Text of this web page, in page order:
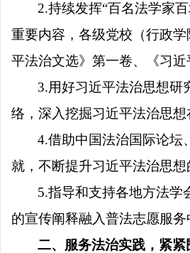
2.持续发挥“百名法学家
重要内容，各级党校（行政
平法治文选》第一卷、《习
3.用好习近平法治思想研
络，深入挖掘习近平法治思想
4.借助中国法治国际论坛
就，不断提升习近平法治思想
5.指导和支持各地方法学
的宣传阐释融入普法志愿服务
二、服务法治实践，紧